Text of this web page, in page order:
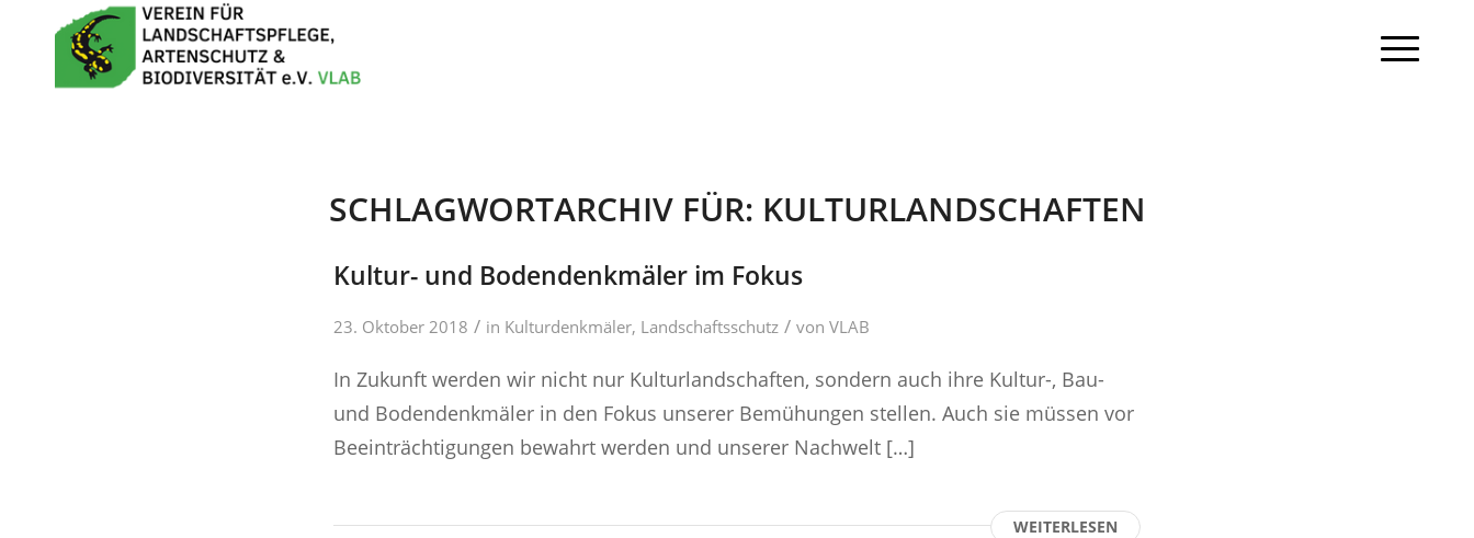
SCHLAGWORTARCHIV FÜR: KULTURLANDSCHAFTEN
Kultur- und Bodendenkmäler im Fokus
23. Oktober 2018 / in Kulturdenkmäler, Landschaftsschutz / von VLAB
In Zukunft werden wir nicht nur Kulturlandschaften, sondern auch ihre Kultur-, Bau-
und Bodendenkmäler in den Fokus unserer Bemühungen stellen. Auch sie müssen vor
Beeinträchtigungen bewahrt werden und unserer Nachwelt […]
WEITERLESEN